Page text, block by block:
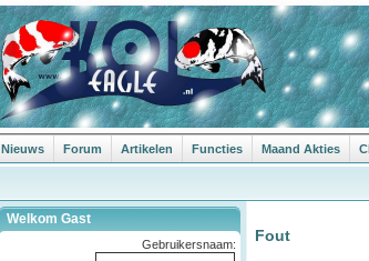
Nieuws Forum Artikelen Functies Maand Akties
Welkom Gast
Gebruikersnaam: Fout